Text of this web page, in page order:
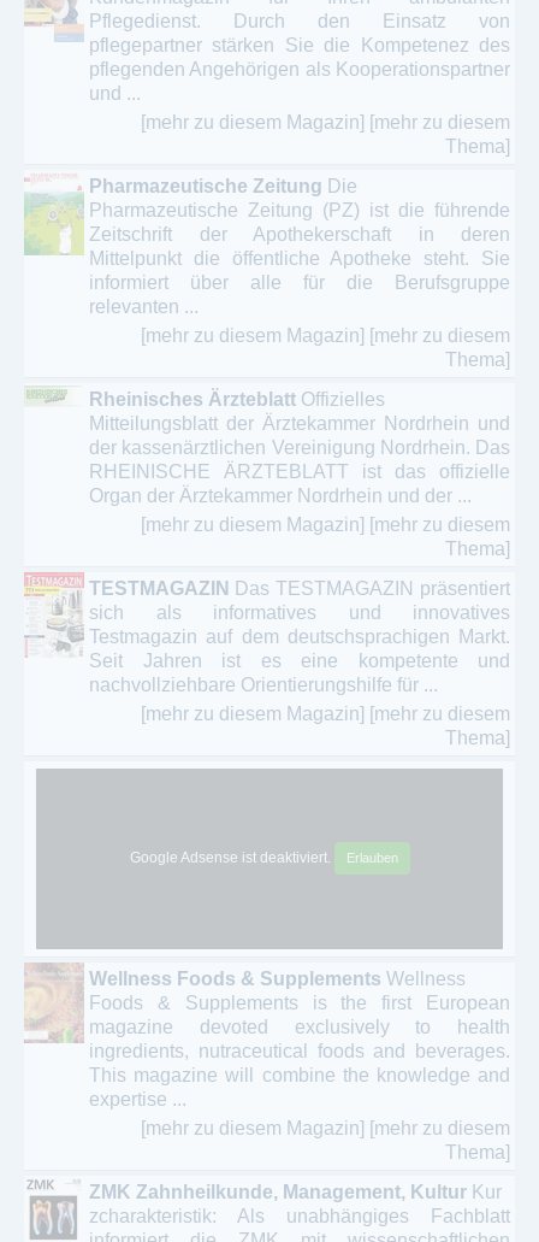
Pflegedienst. Durch den Einsatz von
pflegepartner stärken Sie die Kompetenez des
pflegenden Angehörigen als Kooperationspartner
und ...
[mehr zu diesem Magazin] [mehr zu diesem
Thema]
Pharmazeutische Zeitung Die
Pharmazeutische Zeitung (PZ) ist die führende
Zeitschrift der Apothekerschaft in deren
Mittelpunkt die öffentliche Apotheke steht. Sie
informiert über alle für die Berufsgruppe
relevanten ...
[mehr zu diesem Magazin] [mehr zu diesem
Thema]
Rheinisches Ärzteblatt Offizielles
Mitteilungsblatt der Ärztekammer Nordrhein und
der kassenärztlichen Vereinigung Nordrhein. Das
RHEINISCHE ÄRZTEBLATT ist das offizielle
Organ der Ärztekammer Nordrhein und der ...
[mehr zu diesem Magazin] [mehr zu diesem
Thema]
TESTMAGAZIN Das TESTMAGAZIN präsentiert
sich als informatives und innovatives
Testmagazin auf dem deutschsprachigen Markt.
Seit Jahren ist es eine kompetente und
nachvollziehbare Orientierungshilfe für ...
[mehr zu diesem Magazin] [mehr zu diesem
Thema]
Google Adsense ist deaktiviert. Erlauben
Wellness Foods & Supplements Wellness
Foods & Supplements is the first European
magazine devoted exclusively to health
ingredients, nutraceutical foods and beverages.
This magazine will combine the knowledge and
expertise ...
[mehr zu diesem Magazin] [mehr zu diesem
Thema]
ZMK Zahnheilkunde, Management, Kultur Kur
zcharakteristik: Als unabhängiges Fachblatt